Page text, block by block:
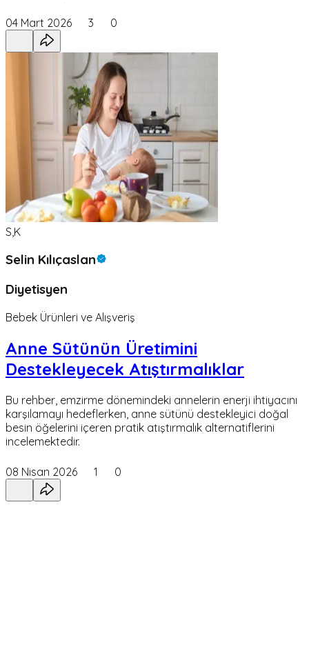
04 Mart 2026 3 0
S,K
Selin Kılıçaslan
Diyetisyen
Bebek Ürünleri ve Alışveriş
Anne Sütünün Üretimini
Destekleyecek Atıştırmalıklar
Bu rehber, emzirme dönemindeki annelerin enerji ihtiyacını
karşılamayı hedeflerken, anne sütünü destekleyici doğal
besin öğelerini içeren pratik atıştırmalık alternatiflerini
incelemektedir.
08 Nisan 2026 1 0